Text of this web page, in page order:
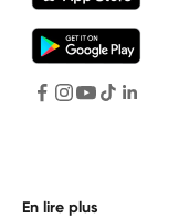
En lire plus